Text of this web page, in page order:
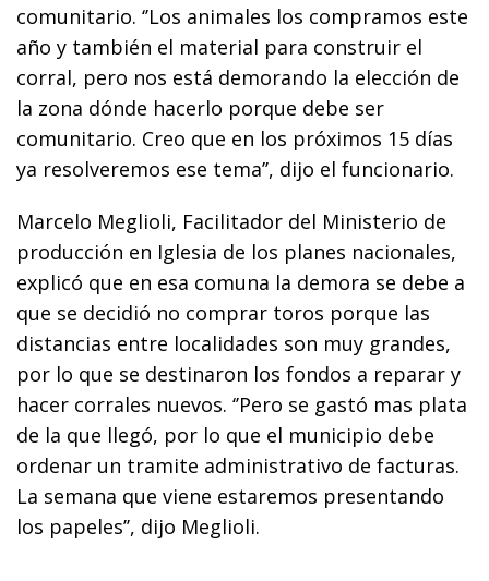
comunitario. ‘’Los animales los compramos este
año y también el material para construir el
corral, pero nos está demorando la elección de
la zona dónde hacerlo porque debe ser
comunitario. Creo que en los próximos 15 días
ya resolveremos ese tema’’, dijo el funcionario.
Marcelo Meglioli, Facilitador del Ministerio de
producción en Iglesia de los planes nacionales,
explicó que en esa comuna la demora se debe a
que se decidió no comprar toros porque las
distancias entre localidades son muy grandes,
por lo que se destinaron los fondos a reparar y
hacer corrales nuevos. ‘’Pero se gastó mas plata
de la que llegó, por lo que el municipio debe
ordenar un tramite administrativo de facturas.
La semana que viene estaremos presentando
los papeles’’, dijo Meglioli.